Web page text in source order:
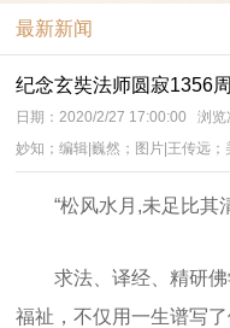
最新新闻
纪念玄奘法师圆寂1356
日期：2020/2/27 17:00:00 浏
妙知；编辑|巍然；图片|王传远；
“松风水月,未足比其
求法、译经、精研
福祉，不仅用一生谱写